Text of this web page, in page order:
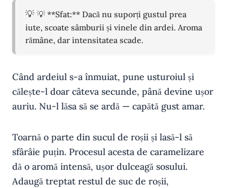
💡 **Sfat:** Dacă nu suporți gustul prea
iute, scoate sâmburii și vinele din ardei. Aroma
rămâne, dar intensitatea scade.
Când ardeiul s-a înmuiat, pune usturoiul și
călește-l doar câteva secunde, până devine ușor
auriu. Nu-l lăsa să se ardă — capătă gust amar.
Toarnă o parte din sucul de roșii și lasă-l să
sfârâie puțin. Procesul acesta de caramelizare
dă o aromă intensă, ușor dulceagă sosului.
Adaugă treptat restul de suc de roșii,